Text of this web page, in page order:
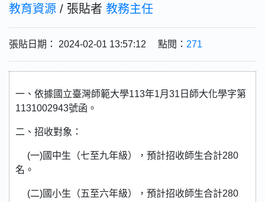
教育資源 / 張貼者 教務主任
張貼日期： 2024-02-01 13:57:12 點閱： 271
一、依據國立臺灣師範大學113年1月31日師大化學字第
1131002943號函。
二、招收對象：
(一)國中生（七至九年級），預計招收師生合計280
名。
(二)國小生（五至六年級），預計招收師生合計280